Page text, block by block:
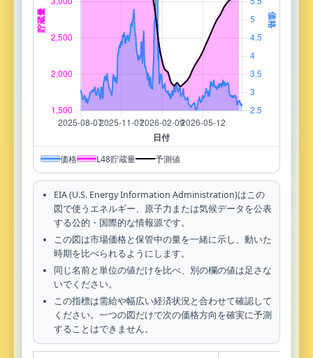
価格 L48貯蔵量 予測値
EIA (U.S. Energy Information Administration)はこの
図で使うエネルギー、原子力または気候データを公表
する公的・国際的な情報源です。
この図は市場価格と保管中の量を一緒に示し、動いた
時期を比べられるようにします。
同じ名前と単位の値だけを比べ、別の欄の値は足さな
いでください。
この指標は需給や幅広い経済状況と合わせて確認して
ください。一つの図だけで次の価格方向を確実に予測
することはできません。